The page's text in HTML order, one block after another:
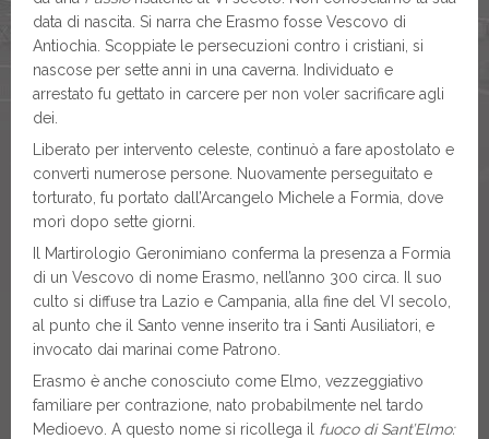
data di nascita. Si narra che Erasmo fosse Vescovo di
Antiochia. Scoppiate le persecuzioni contro i cristiani, si
nascose per sette anni in una caverna. Individuato e
arrestato fu gettato in carcere per non voler sacrificare agli
dei.
Liberato per intervento celeste, continuò a fare apostolato e
convertì numerose persone. Nuovamente perseguitato e
torturato, fu portato dall’Arcangelo Michele a Formia, dove
morì dopo sette giorni.
Il Martirologio Geronimiano conferma la presenza a Formia
di un Vescovo di nome Erasmo, nell’anno 300 circa. Il suo
culto si diffuse tra Lazio e Campania, alla fine del VI secolo,
al punto che il Santo venne inserito tra i Santi Ausiliatori, e
invocato dai marinai come Patrono.
Erasmo è anche conosciuto come Elmo, vezzeggiativo
familiare per contrazione, nato probabilmente nel tardo
Medioevo. A questo nome si ricollega il fuoco di Sant’Elmo: